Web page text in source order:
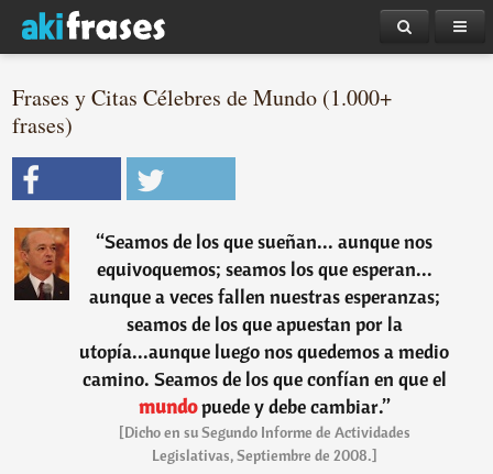
Frases y Citas Célebres de Mundo (1.000+
frases)
“Seamos de los que sueñan... aunque nos
equivoquemos; seamos los que esperan...
aunque a veces fallen nuestras esperanzas;
seamos de los que apuestan por la
utopía...aunque luego nos quedemos a medio
camino. Seamos de los que confían en que el
mundopuede y debe cambiar.”
[Dicho en su Segundo Informe de Actividades
Legislativas, Septiembre de 2008.]